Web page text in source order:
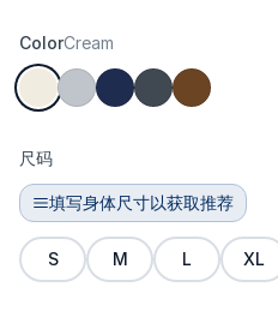
ColorCream
尺码
填写身体尺寸以获取推荐
S M L XL